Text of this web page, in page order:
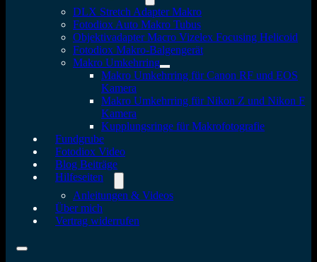
DLX Stretch Adapter Makro
Fotodiox Auto Makro Tubus
Objektivadapter Macro Vizelex Focusing Helicoid
Fotodiox Makro-Balgengerät
Makro Umkehrring
Makro Umkehrring für Canon RF und EOS
Kamera
Makro Umkehrring für Nikon Z und Nikon F
Kamera
Kupplungsringe für Makrofotografie
Fundgrube
Fotodiox Video
Blog Beiträge
Hilfeseiten
Anleitungen & Videos
Über mich
Vertrag widerrufen